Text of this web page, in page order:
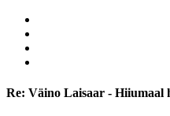
Re: Väino Laisaar - Hiiumaal